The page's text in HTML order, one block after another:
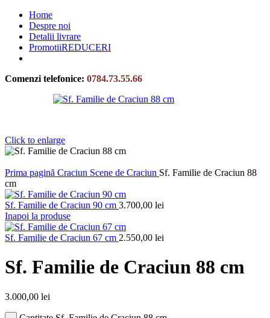
Home
Despre noi
Detalii livrare
PromotiiREDUCERI
Comenzi telefonice: 0784.73.55.66
Click to enlarge
Prima pagină Craciun Scene de Craciun Sf. Familie de Craciun 88
cm
Sf. Familie de Craciun 90 cm 3.700,00 lei
Inapoi la produse
Sf. Familie de Craciun 67 cm 2.550,00 lei
Sf. Familie de Craciun 88 cm
3.000,00 lei